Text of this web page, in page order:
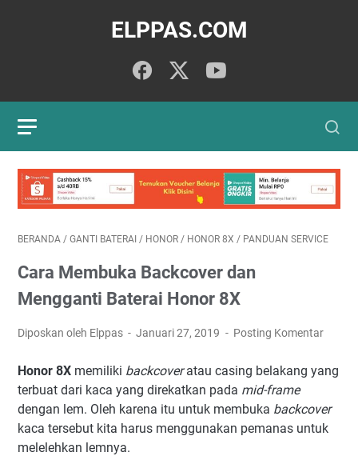
ELPPAS.COM
BERANDA / GANTI BATERAI / HONOR / HONOR 8X / PANDUAN SERVICE
Cara Membuka Backcover dan
Mengganti Baterai Honor 8X
Diposkan oleh Elppas Januari 27, 2019 Posting Komentar
Honor 8X memiliki backcoveratau casing belakang yang
terbuat dari kaca yang direkatkan pada mid-frame
dengan lem. Oleh karena itu untuk membuka backcover
kaca tersebut kita harus menggunakan pemanas untuk
melelehkan lemnya.